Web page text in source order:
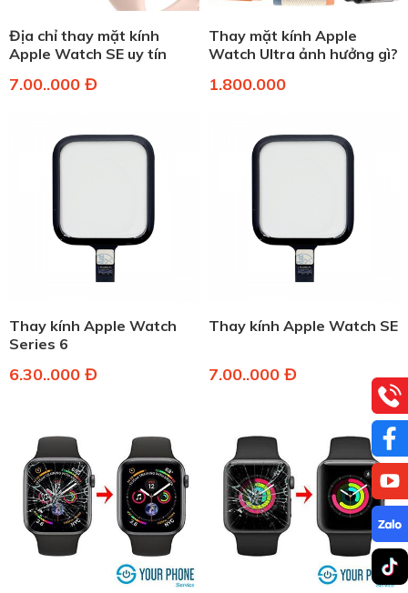
Địa chỉ thay mặt kính
Apple Watch SE uy tín
7.00..000 Đ
Thay mặt kính Apple
Watch Ultra ảnh hưởng gì?
1.800.000
Thay kính Apple Watch
Series 6
6.30..000 Đ
Thay kính Apple Watch SE
7.00..000 Đ